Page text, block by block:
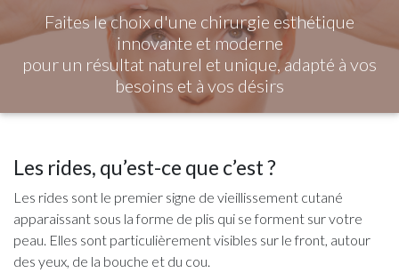
Faites le choix d'une chirurgie esthétique
innovante et moderne
pour un résultat naturel et unique, adapté à vos
besoins et à vos désirs
Les rides, qu’est-ce que c’est ?
Les rides sont le premier signe de vieillissement cutané
apparaissant sous la forme de plis qui se forment sur votre
peau. Elles sont particulièrement visibles sur le front, autour
des yeux, de la bouche et du cou.